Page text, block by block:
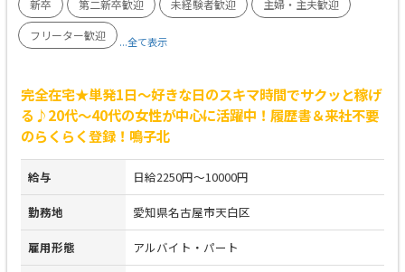
新卒 第二新卒歓迎 未経験者歓迎
主婦・主夫歓迎
フリーター歓迎
...全て表示
完全在宅★単発1日～好きな日のスキマ時間でサクッと稼げ
る♪20代～40代の女性が中心に活躍中！履歴書＆来社不要
のらくらく登録！鳴子北
給与 日給2250円～10000円
勤務地 愛知県名古屋市天白区
雇用形態 アルバイト・パート